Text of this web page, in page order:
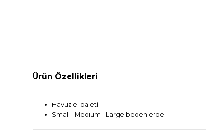
Ürün Özellikleri
Havuz el paleti
Small - Medium - Large bedenlerde